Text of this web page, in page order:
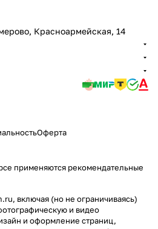
Красноармейская, 14
Оферта
применяются рекомендательные
включая (но не ограничиваясь)
и видео
и оформление страниц,